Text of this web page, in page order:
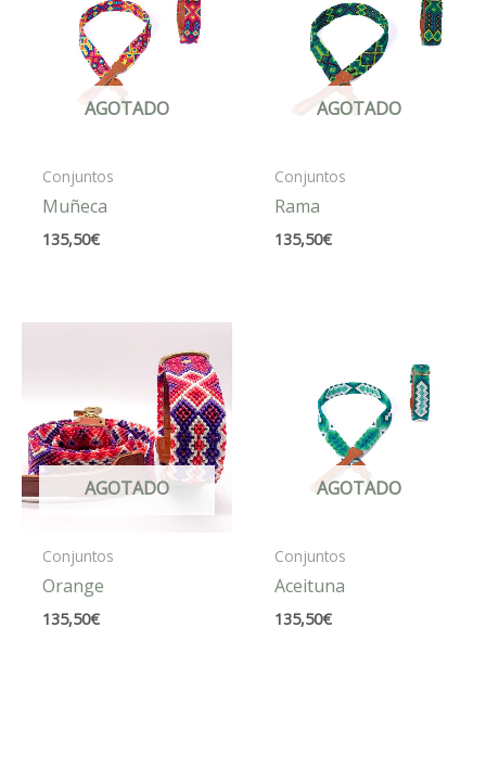
AGOTADO
Conjuntos
Muñeca
135,50€
AGOTADO
Conjuntos
Rama
135,50€
AGOTADO
Conjuntos
Orange
135,50€
AGOTADO
Conjuntos
Aceituna
135,50€